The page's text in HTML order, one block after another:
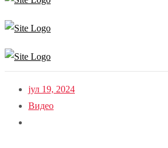
јул 19, 2024
Видео